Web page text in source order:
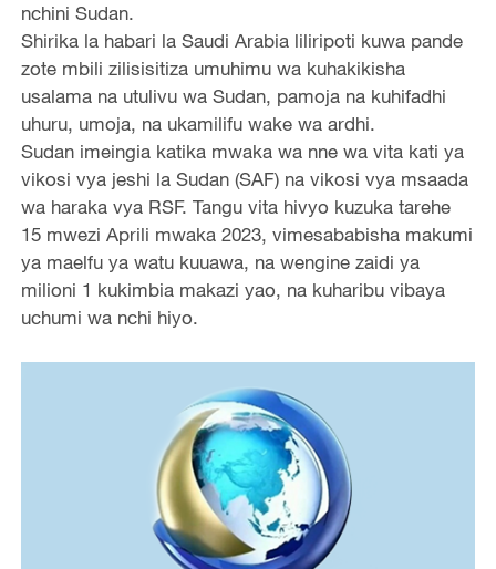
nchini Sudan.
Shirika la habari la Saudi Arabia liliripoti kuwa pande
zote mbili zilisisitiza umuhimu wa kuhakikisha
usalama na utulivu wa Sudan, pamoja na kuhifadhi
uhuru, umoja, na ukamilifu wake wa ardhi.
Sudan imeingia katika mwaka wa nne wa vita kati ya
vikosi vya jeshi la Sudan (SAF) na vikosi vya msaada
wa haraka vya RSF. Tangu vita hivyo kuzuka tarehe
15 mwezi Aprili mwaka 2023, vimesababisha makumi
ya maelfu ya watu kuuawa, na wengine zaidi ya
milioni 1 kukimbia makazi yao, na kuharibu vibaya
uchumi wa nchi hiyo.